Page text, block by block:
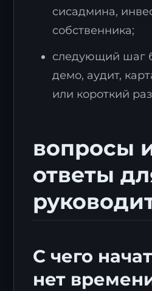
сисадмина,
собственника;
следующий шаг
демо, аудит,
или короткий
вопросы
ответы
С чего
нет